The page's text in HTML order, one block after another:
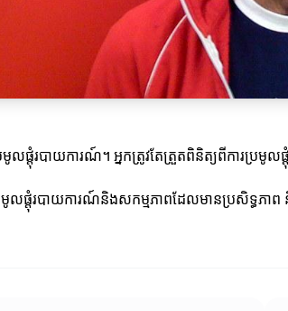
លផ្តុំរបាយការណ៍។ អ្នកត្រូវតែត្រួតពិនិត្យពីការប្រ
មូលផ្តុំរបាយការណ៍និងសកម្មភាពដែលមានប្រសិទ្ធភ